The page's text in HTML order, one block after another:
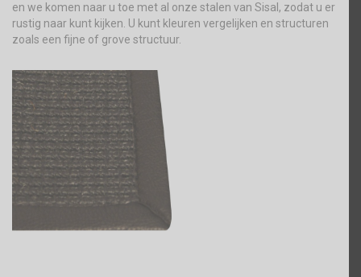
en we komen naar u toe met al onze stalen van Sisal, zodat u er
rustig naar kunt kijken. U kunt kleuren vergelijken en structuren
zoals een fijne of grove structuur.